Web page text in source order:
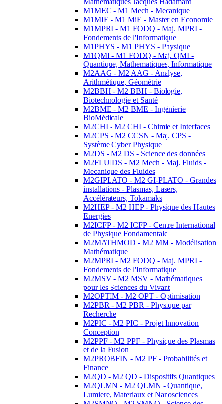
Mathematiques Jacques Hadamard
M1MEC - M1 Mech - Mecanique
M1MIE - M1 MiE - Master en Economie
M1MPRI - M1 FODQ - Maj. MPRI -
Fondements de l'Informatique
M1PHYS - M1 PHYS - Physique
M1QMI - M1 FODQ - Maj. QMI -
Quantique, Mathematiques, Informatique
M2AAG - M2 AAG - Analyse,
Arithmétique, Géométrie
M2BBH - M2 BBH - Biologie,
Biotechnologie et Santé
M2BME - M2 BME - Ingénierie
BioMédicale
M2CHI - M2 CHI - Chimie et Interfaces
M2CPS - M2 CCSN - Maj. CPS -
Système Cyber Physique
M2DS - M2 DS - Science des données
M2FLUIDS - M2 Mech - Maj. Fluids -
Mecanique des Fluides
M2GIPLATO - M2 GI-PLATO - Grandes
installations - Plasmas, Lasers,
Accélérateurs, Tokamaks
M2HEP - M2 HEP - Physique des Hautes
Energies
M2ICFP - M2 ICFP - Centre International
de Physique Fondamentale
M2MATHMOD - M2 MM - Modélisation
Mathématique
M2MPRI - M2 FODQ - Maj. MPRI -
Fondements de l'Informatique
M2MSV - M2 MSV - Mathématiques
pour les Sciences du Vivant
M2OPTIM - M2 OPT - Optimisation
M2PBR - M2 PBR - Physique par
Recherche
M2PIC - M2 PIC - Projet Innovation
Conception
M2PPF - M2 PPF - Physique des Plasmas
et de la Fusion
M2PROBFIN - M2 PF - Probabilités et
Finance
M2QD - M2 QD - Dispositifs Quantiques
M2QLMN - M2 QLMN - Quantique,
Lumiere, Materiaux et Nanosciences